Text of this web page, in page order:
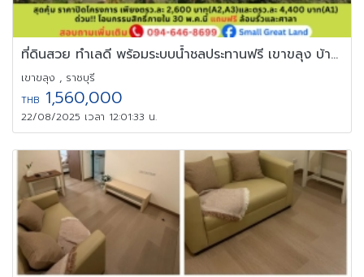
ที่ดินสวย ทำเลดี พร้อมระบบน้ำชลประทานฟรี เขาขลุง บ้านโป่ง ราชบุรี
เขาขลุง , ราชบุรี
THB 1,560,000
22/08/2025 เวลา 12:01:33 น.